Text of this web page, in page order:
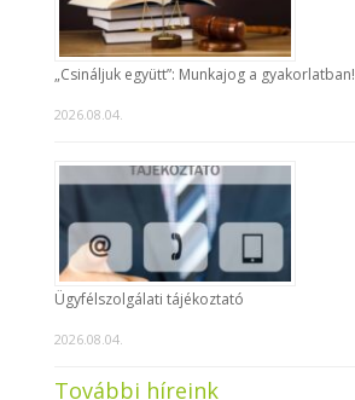
„Csináljuk együtt”: Munkajog a gyakorlatban!
2026.08.04.
Ügyfélszolgálati tájékoztató
2026.08.04.
További híreink